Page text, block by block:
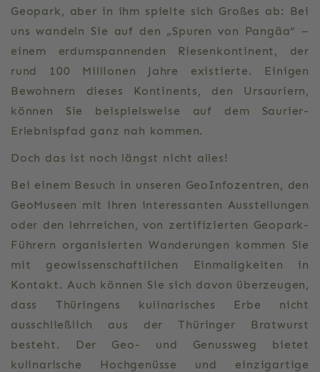
Geopark, aber in ihm spielte sich Großes ab: Bei
uns wandeln Sie auf den „Spuren von Pangäa“ –
einem erdumspannenden Riesenkontinent, der
rund 100 Millionen Jahre existierte. Einigen
Bewohnern dieses Kontinents, den Ursauriern,
können Sie beispielsweise auf dem Saurier-
Erlebnispfad ganz nah kommen.
Doch das ist noch längst nicht alles!
Bei einem Besuch in unseren GeoInfozentren, den
GeoMuseen mit ihren interessanten Ausstellungen
oder den lehrreichen, von zertifizierten Geopark-
Führern organisierten Wanderungen kommen Sie
mit geowissenschaftlichen Einmaligkeiten in
Kontakt. Auch können Sie sich davon überzeugen,
dass Thüringens kulinarisches Erbe nicht
ausschließlich aus der Thüringer Bratwurst
besteht. Der Geo- und Genussweg bietet
kulinarische Hochgenüsse und einzigartige